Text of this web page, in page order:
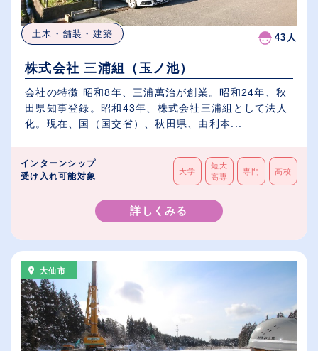
土木・舗装・建築 43人
株式会社 三浦組（玉ノ池）
会社の特徴 昭和8年、三浦萬治が創業。昭和24年、秋
田県知事登録。昭和43年、株式会社三浦組として法人
化。現在、国（国交省）、秋田県、由利本...
インターンシップ
受け入れ可能対象
大学
短大
高専
専門 高校
詳しくみる
大仙市